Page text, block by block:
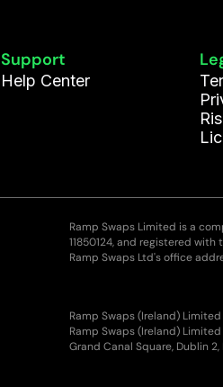
Support
Help Center
Ramp Swaps Limited is a
11850124, and registered
Ramp Swaps Ltd's office
Ramp Swaps (Ireland)
Ramp Swaps (Ireland)
Grand Canal Square, Dublin